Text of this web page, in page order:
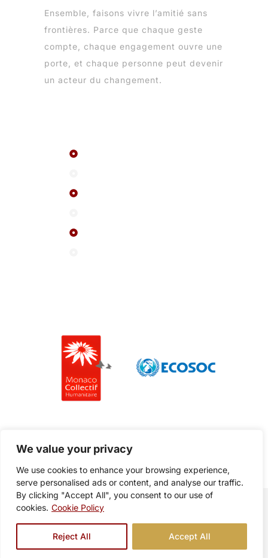
We value your privacy
We use cookies to enhance your browsing experience,
serve personalised ads or content, and analyse our traffic.
By clicking "Accept All", you consent to our use of
cookies. Cookie Policy
Reject All Accept All
Ensemble, faisons vivre l’amitié sans
frontières. Parce que chaque geste
compte, chaque engagement ouvre une
porte, et chaque personne peut devenir
un acteur du changement.
© Copyright ASF 2026 - website made in Monaco
Politique de confidentialité–CGU
FACEBOOK INSTAGRAM